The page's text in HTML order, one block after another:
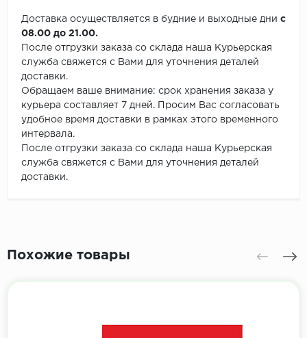
Доставка осуществляется в будние и выходные дни с
08.00 до 21.00.
После отгрузки заказа со склада наша Курьерская
служба свяжется с Вами для уточнения деталей
доставки.
Обращаем ваше внимание: срок хранения заказа у
курьера составляет 7 дней. Просим Вас согласовать
удобное время доставки в рамках этого временного
интервала.
После отгрузки заказа со склада наша Курьерская
служба свяжется с Вами для уточнения деталей
доставки.
Похожие товары